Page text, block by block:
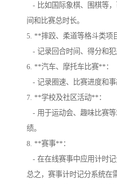
- 比如国际象棋、围棋等
间和比赛总时长。
5. **摔跤、柔道等格斗类项
- 记录回合时间、得分和犯
6. **汽车、摩托车比赛**：
- 记录圈速、比赛进度和事
7. **学校及社区活动**：
- 用于运动会、趣味比赛
绩。
8. **赛事**：
- 在在线赛事中应用计时记
总之，赛事计时记分系统在